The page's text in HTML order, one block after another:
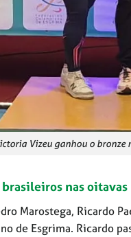
Vizeu ganhou o bronze
nas oitavas
Marostega, Ricardo
de Esgrima. Ricardo